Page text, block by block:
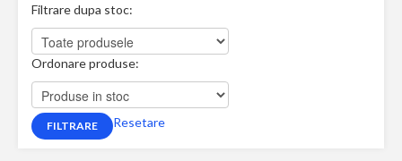
Filtrare dupa stoc:
Ordonare produse:
Resetare